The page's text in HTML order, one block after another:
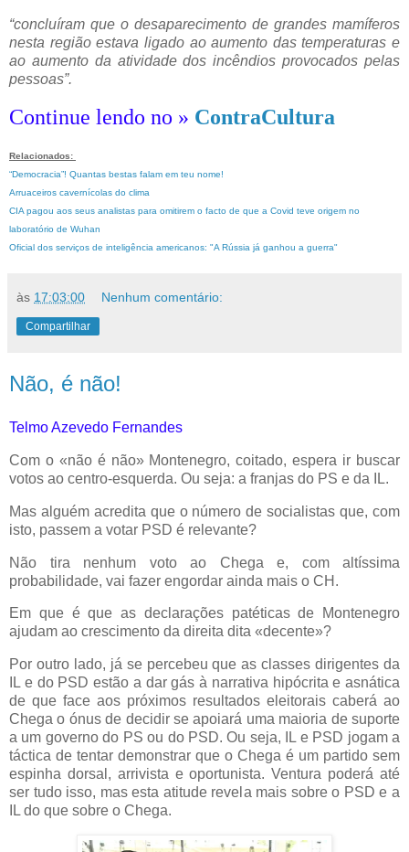
“concluíram que o desaparecimento de grandes mamíferos
nesta região estava ligado ao aumento das temperaturas e
ao aumento da atividade dos incêndios provocados pelas
pessoas”.
Continue lendo no » ContraCultura
Relacionados:
“Democracia”! Quantas bestas falam em teu nome!
Arruaceiros cavernícolas do clima
CIA pagou aos seus analistas para omitirem o facto de que a Covid teve origem no
laboratório de Wuhan
Oficial dos serviços de inteligência americanos: "A Rússia já ganhou a guerra"
às 17:03:00 Nenhum comentário:
Compartilhar
Não, é não!
Telmo Azevedo Fernandes
Com o «não é não» Montenegro, coitado, espera ir buscar
votos ao centro-esquerda. Ou seja: a franjas do PS e da IL.
Mas alguém acredita que o número de socialistas que, com
isto, passem a votar PSD é relevante?
Não tira nenhum voto ao Chega e, com altíssima
probabilidade, vai fazer engordar ainda mais o CH.
Em que é que as declarações patéticas de Montenegro
ajudam ao crescimento da direita dita «decente»?
Por outro lado, já se percebeu que as classes dirigentes da
IL e do PSD estão a dar gás à narrativa hipócrita e asnática
de que face aos próximos resultados eleitorais caberá ao
Chega o ónus de decidir se apoiará uma maioria de suporte
a um governo do PS ou do PSD. Ou seja, IL e PSD jogam a
táctica de tentar demonstrar que o Chega é um partido sem
espinha dorsal, arrivista e oportunista. Ventura poderá até
ser tudo isso, mas esta atitude revela mais sobre o PSD e a
IL do que sobre o Chega.